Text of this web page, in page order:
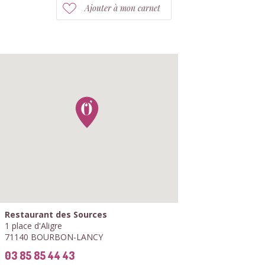
Ajouter à mon carnet
Restaurant des Sources
1 place d'Aligre
71140 BOURBON-LANCY
03 85 85 44 43